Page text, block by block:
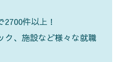
件以上！
ク、施設など様々な就職